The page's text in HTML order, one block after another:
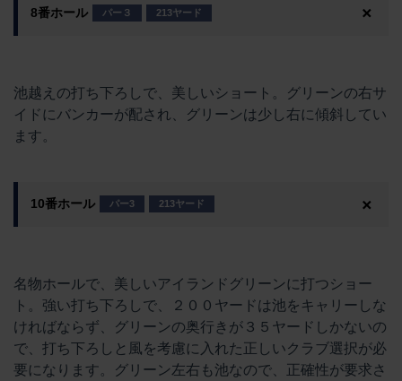
8番ホール パー３ 213ヤード
池越えの打ち下ろしで、美しいショート。グリーンの右サ
イドにバンカーが配され、グリーンは少し右に傾斜してい
ます。
10番ホール パー3 213ヤード
名物ホールで、美しいアイランドグリーンに打つショー
ト。強い打ち下ろしで、２００ヤードは池をキャリーしな
ければならず、グリーンの奥行きが３５ヤードしかないの
で、打ち下ろしと風を考慮に入れた正しいクラブ選択が必
要になります。グリーン左右も池なので、正確性が要求さ